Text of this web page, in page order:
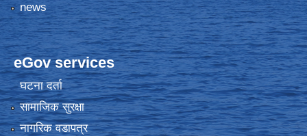
news
eGov services
घटना दर्ता
सामाजिक सुरक्षा
नागरिक वडापत्र